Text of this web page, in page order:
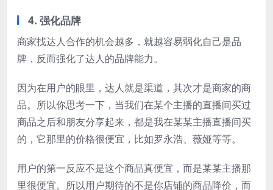
4. 强化品牌
商家找达人合作的机会越多，就越容易弱化自己是品
牌，反而强化了达人的品牌能力。
因为在用户的眼里，达人就是渠道，其次才是商家的商
品。所以你思考一下，当我们在某个主播的直播间买过
商品之后和朋友分享起来，都是我在某某主播直播间买
的，它那里的价格很便宜，比如罗永浩、薇娅等等。
用户的第一反应不是这个商品真便宜，而是某某主播那
里很便宜。所以用户期待的不是你店铺的商品降价，而